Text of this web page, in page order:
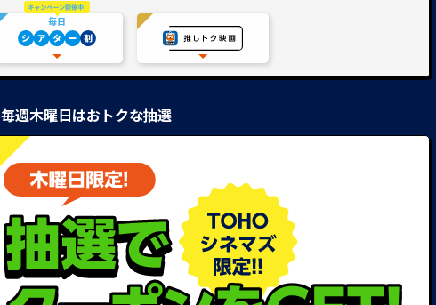
毎日
毎週木曜日はおトクな抽選